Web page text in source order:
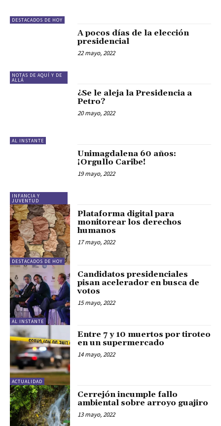
DESTACADOS DE HOY
NOTAS DE AQUÍ Y DE
ALLÁ
A pocos días de la elección
presidencial
22 mayo, 2022
AL INSTANTE
¿Se le aleja la Presidencia a
Petro?
20 mayo, 2022
INFANCIA Y
JUVENTUD
Unimagdalena 60 años:
¡Orgullo Caribe!
19 mayo, 2022
DESTACADOS DE HOY
Plataforma digital para
monitorear los derechos
humanos
17 mayo, 2022
AL INSTANTE
Candidatos presidenciales
pisan acelerador en busca de
votos
15 mayo, 2022
ACTUALIDAD
Entre 7 y 10 muertos por tiroteo
en un supermercado
14 mayo, 2022
Cerrejón incumple fallo
ambiental sobre arroyo guajiro
13 mayo, 2022